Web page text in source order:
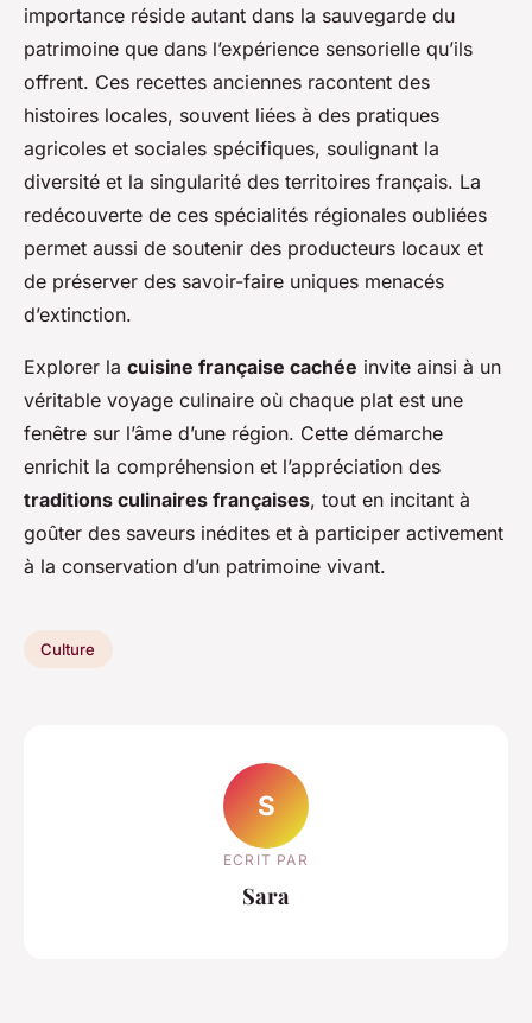
importance réside autant dans la sauvegarde du
patrimoine que dans l’expérience sensorielle qu’ils
offrent. Ces recettes anciennes racontent des
histoires locales, souvent liées à des pratiques
agricoles et sociales spécifiques, soulignant la
diversité et la singularité des territoires français. La
redécouverte de ces spécialités régionales oubliées
permet aussi de soutenir des producteurs locaux et
de préserver des savoir-faire uniques menacés
d’extinction.
Explorer la cuisine française cachée invite ainsi à un
véritable voyage culinaire où chaque plat est une
fenêtre sur l’âme d’une région. Cette démarche
enrichit la compréhension et l’appréciation des
traditions culinaires françaises, tout en incitant à
goûter des saveurs inédites et à participer activement
à la conservation d’un patrimoine vivant.
Culture
S
ECRIT PAR
Sara